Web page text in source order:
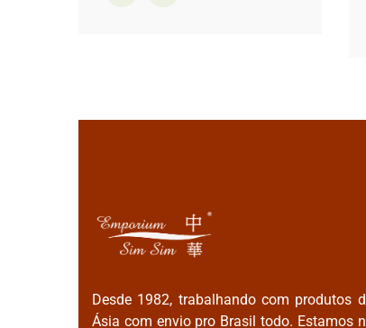
Desde 1982, trabalhando com produtos
Ásia com envio pro Brasil todo. Estamos